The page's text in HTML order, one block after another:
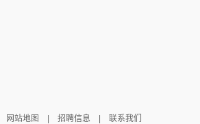
网站地图 招聘信息 联系我们